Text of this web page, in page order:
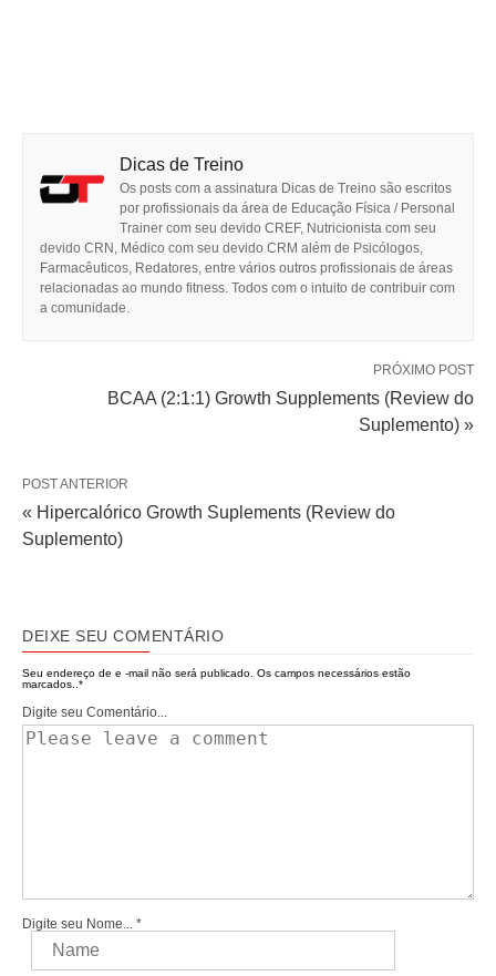
Dicas de Treino
Os posts com a assinatura Dicas de Treino são escritos
por profissionais da área de Educação Física / Personal
Trainer com seu devido CREF, Nutricionista com seu
devido CRN, Médico com seu devido CRM além de Psicólogos,
Farmacêuticos, Redatores, entre vários outros profissionais de áreas
relacionadas ao mundo fitness. Todos com o intuito de contribuir com
a comunidade.
PRÓXIMO POST
BCAA (2:1:1) Growth Supplements (Review do
Suplemento) »
POST ANTERIOR
« Hipercalórico Growth Suplements (Review do
Suplemento)
DEIXE SEU COMENTÁRIO
Seu endereço de e -mail não será publicado. Os campos necessários estão
marcados.. *
Digite seu Comentário...
Digite seu Nome... *